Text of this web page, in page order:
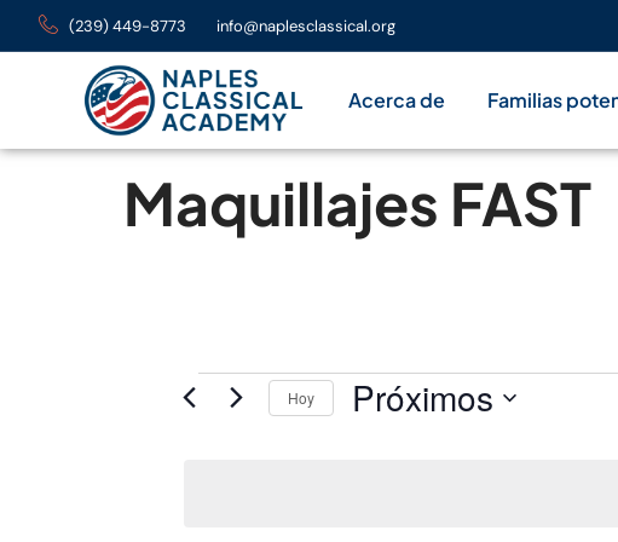
(239) 449-8773 info@naplesclassical.org
Acerca de Familias
Maquillajes FAST
Hoy Próximos